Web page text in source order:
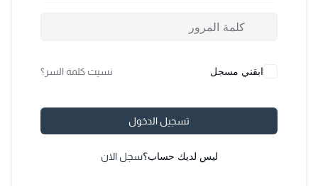
ابقني مسجل نسيت كلمة السر؟
تسجيل الدخول
ليس لديك حساب؟سجل الان